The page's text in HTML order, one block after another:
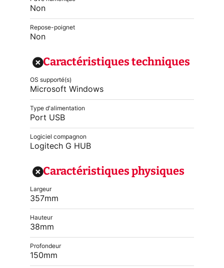
Non
Repose-poignet
Non
Caractéristiques techniques
OS supporté(s)
Microsoft Windows
Type d'alimentation
Port USB
Logiciel compagnon
Logitech G HUB
Caractéristiques physiques
Largeur
357mm
Hauteur
38mm
Profondeur
150mm